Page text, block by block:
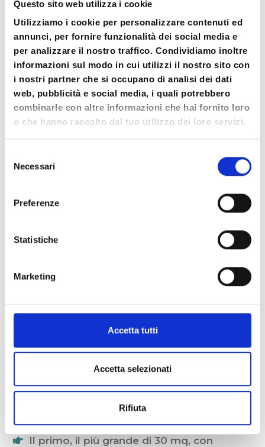
Questo sito web utilizza i cookie
Utilizziamo i cookie per personalizzare contenuti ed
annunci, per fornire funzionalità dei social media e
per analizzare il nostro traffico. Condividiamo inoltre
informazioni sul modo in cui utilizzi il nostro sito con
i nostri partner che si occupano di analisi dei dati
web, pubblicità e social media, i quali potrebbero
combinarle con altre informazioni che hai fornito loro
o che hanno raccolto dal tuo utilizzo dei loro servizi.
delNecessari
Preferenze
Statistiche
Marketing
Accetta tutti
Accetta selezionati
Rifiuta
Gli
Professionali
Gli Studi Professionali
Gli studi possono essere utilizzati da tutte le
figure professionali che lavorano nell’ambito
del benessere e della salute; come ad
naturopati, fisioterapisti, massaggiatori e
massaggiatrici, osteopati ecc..
Il primo, il più grande di 30 mq, con